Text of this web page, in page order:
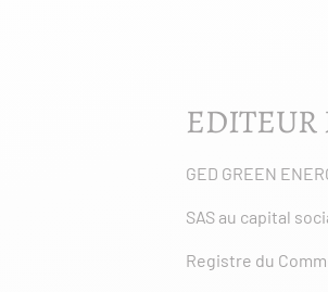
EDITEUR
GED GREEN
SAS au capital
Registre du